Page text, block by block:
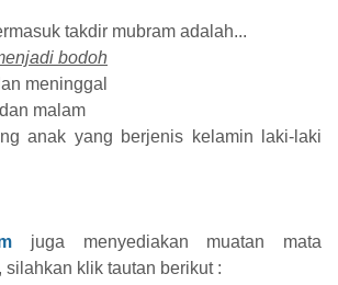
takdir mubram adalah...
bodoh
meninggal
malam
anak yang berjenis kelamin laki-laki
juga menyediakan muatan mata
klik tautan berikut :